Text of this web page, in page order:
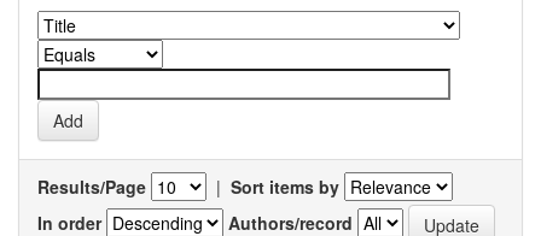
Results/Page | Sort items by
In order
Authors/record